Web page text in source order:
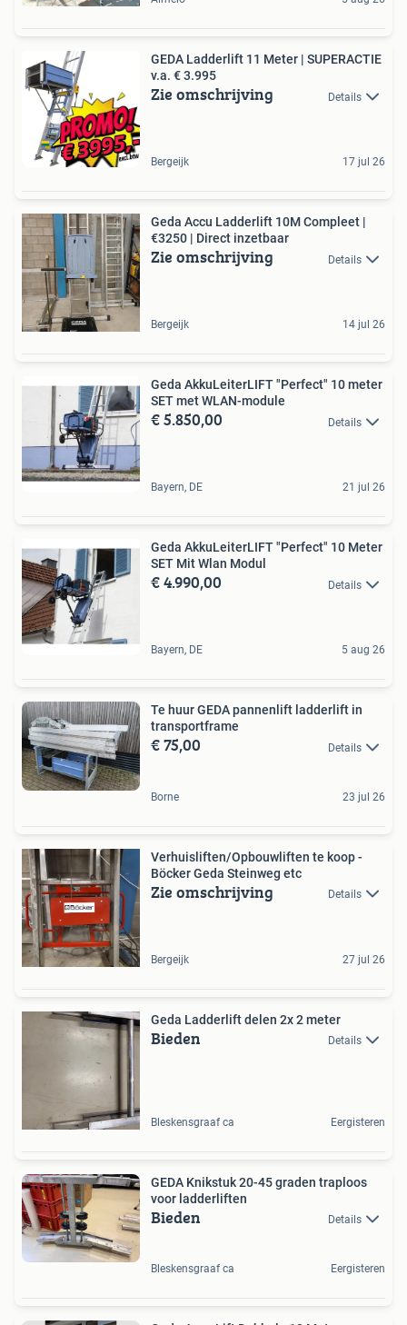
GEDA Ladderlift 11 Meter | SUPERACTIE
v.a. € 3.995
Zie omschrijving Details
Bergeijk 17 jul 26
Geda Accu Ladderlift 10M Compleet |
€3250 | Direct inzetbaar
Zie omschrijving Details
Bergeijk 14 jul 26
Geda AkkuLeiterLIFT "Perfect" 10 meter
SET met WLAN-module
€ 5.850,00 Details
Bayern, DE 21 jul 26
Geda AkkuLeiterLIFT "Perfect" 10 Meter
SET Mit Wlan Modul
€ 4.990,00 Details
Bayern, DE 5 aug 26
Te huur GEDA pannenlift ladderlift in
transportframe
€ 75,00 Details
Borne 23 jul 26
Verhuisliften/Opbouwliften te koop -
Böcker Geda Steinweg etc
Zie omschrijving Details
Bergeijk 27 jul 26
Geda Ladderlift delen 2x 2 meter
Bieden Details
Bleskensgraaf ca Eergisteren
GEDA Knikstuk 20-45 graden traploos
voor ladderliften
Bieden Details
Bleskensgraaf ca Eergisteren